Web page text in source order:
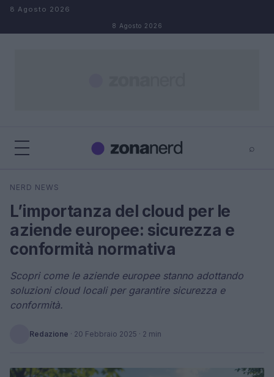
Salta al contenuto
8 Agosto 2026
8 Agosto 2026
⌕
Cerca
NERD NEWS
L’importanza del cloud per le
aziende europee: sicurezza e
conformità normativa
Scopri come le aziende europee stanno adottando
soluzioni cloud locali per garantire sicurezza e
conformità.
Redazione · 20 Febbraio 2025 · 2 min